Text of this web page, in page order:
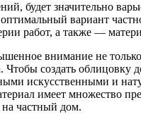
будет значительно
вариант
работ, а также —
внимание не
создать
искусственными и
имеет множество
на частный дом.